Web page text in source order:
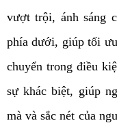
vượt trội, ánh sáng
phía dưới, giúp tối
chuyển trong điều
sự khác biệt, giúp
mà và sắc nét của